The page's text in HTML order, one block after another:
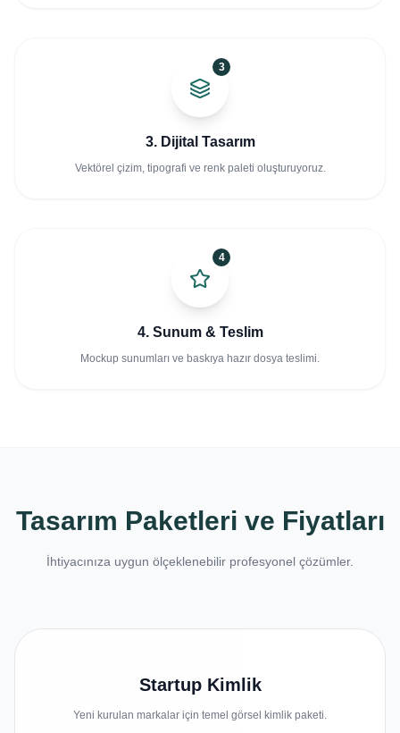
3
3. Dijital Tasarım
Vektörel çizim, tipografi ve renk paleti oluşturuyoruz.
4
4. Sunum & Teslim
Mockup sunumları ve baskıya hazır dosya teslimi.
Tasarım Paketleri ve Fiyatları
İhtiyacınıza uygun ölçeklenebilir profesyonel çözümler.
Startup Kimlik
Yeni kurulan markalar için temel görsel kimlik paketi.